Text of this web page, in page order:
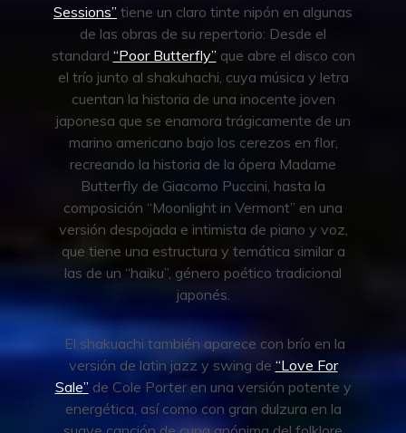
Sessions” tiene un claro tinte nipón en algunas
de las obras de su repertorio: Desde el
standard “Poor Butterfly” que abre el disco con
el trío junto al shakuhachi, cuya música y letra
cuentan la historia de una inocente joven
japonesa que se enamora trágicamente de un
marino americano bajo los cerezos en flor,
recreando la historia de la ópera Madame
Butterfly de Giacomo Puccini, hasta la
composición “Moonlight in Vermont” en una
versión despojada e intimista de piano y voz,
que tiene una estructura y temática similar a
las de un “haiku”, género poético tradicional
japonés.
El shakuachi también aparece con brío en la
versión de latin jazz y swing de “Love For
Sale” de Cole Porter en una versión potente y
energética, así como con gran dulzura en la